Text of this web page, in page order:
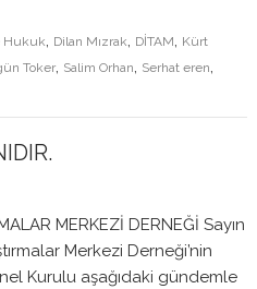
Hukuk, Dilan Mızrak, DİTAM, Kürt
Toker, Salim Orhan, Serhat eren,
MERKEZİ DERNEĞİ Sayın
Merkezi Derneği’nin
Kurulu aşağıdaki gündemle